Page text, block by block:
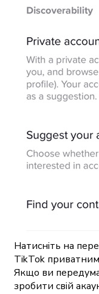
Натисніть на
TikTok
Якщо ви
зробити свій